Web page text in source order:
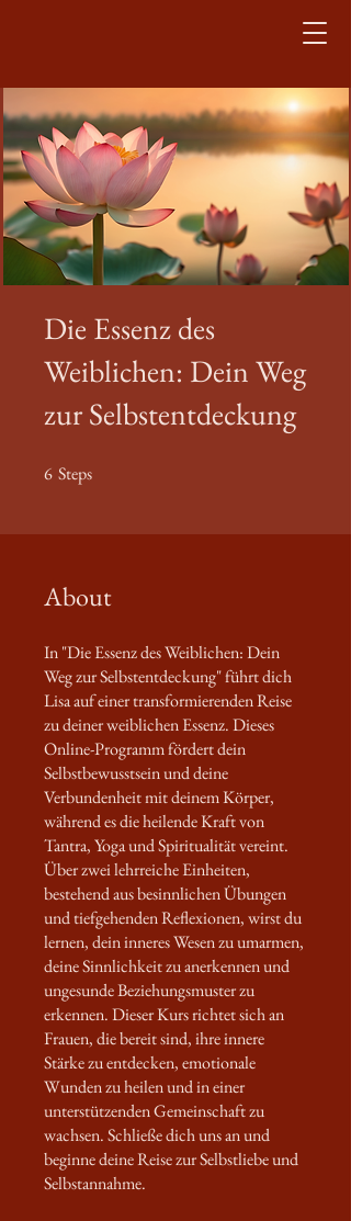
Die Essenz des
Weiblichen: Dein Weg
zur Selbstentdeckung
6 Steps
About
In "Die Essenz des Weiblichen: Dein
Weg zur Selbstentdeckung" führt dich
Lisa auf einer transformierenden Reise
zu deiner weiblichen Essenz. Dieses
Online-Programm fördert dein
Selbstbewusstsein und deine
Verbundenheit mit deinem Körper,
während es die heilende Kraft von
Tantra, Yoga und Spiritualität vereint.
Über zwei lehrreiche Einheiten,
bestehend aus besinnlichen Übungen
und tiefgehenden Reflexionen, wirst du
lernen, dein inneres Wesen zu umarmen,
deine Sinnlichkeit zu anerkennen und
ungesunde Beziehungsmuster zu
erkennen. Dieser Kurs richtet sich an
Frauen, die bereit sind, ihre innere
Stärke zu entdecken, emotionale
Wunden zu heilen und in einer
unterstützenden Gemeinschaft zu
wachsen. Schließe dich uns an und
beginne deine Reise zur Selbstliebe und
Selbstannahme.